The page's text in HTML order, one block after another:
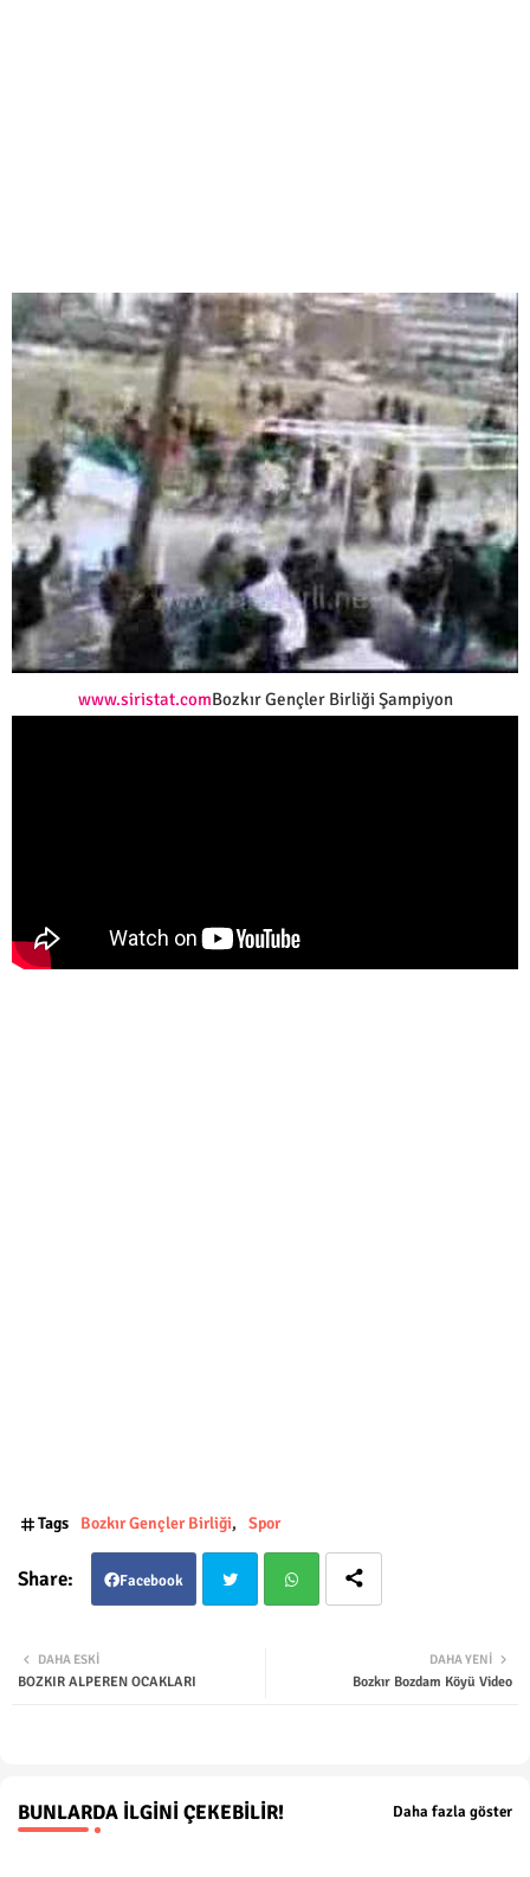
www.siristat.comBozkır Gençler Birliği Şampiyon
Tags Bozkır Gençler Birliği Spor
Facebook
DAHA YENI
Bozkır Bozdam Köyü Video
DAHA ESKI
BOZKIR ALPEREN OCAKLARI
BUNLARDA İLGINI ÇEKEBILIR! Daha fazla göster